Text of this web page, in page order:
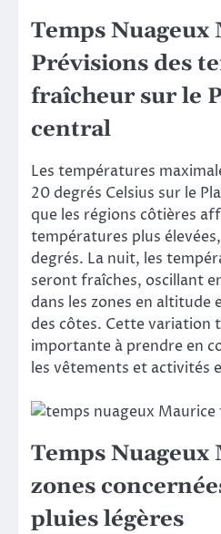
Temps Nuageux
Prévisions des
fraîcheur sur le
central
Les températures
20 degrés Celsius sur le
que les régions côtières
températures plus
degrés. La nuit, les
seront fraîches, oscillant
dans les zones en altitude
des côtes. Cette variation
importante à prendre en
les vêtements et activités
Temps Nuageux
zones
pluies légères